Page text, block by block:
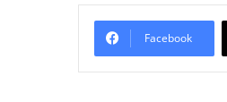
Facebook